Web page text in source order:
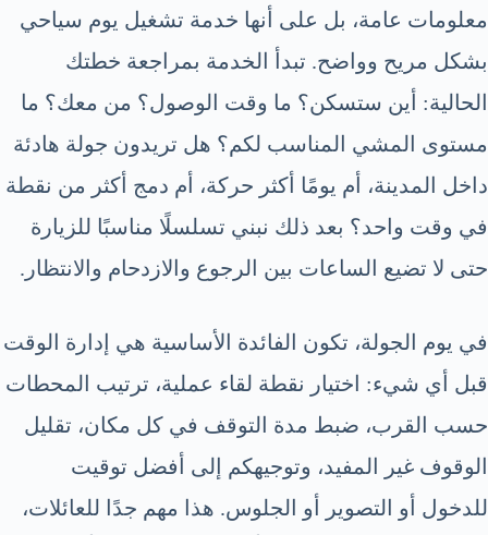
معلومات عامة، بل على أنها خدمة تشغيل يوم سياحي
بشكل مريح وواضح. تبدأ الخدمة بمراجعة خطتك
الحالية: أين ستسكن؟ ما وقت الوصول؟ من معك؟ ما
مستوى المشي المناسب لكم؟ هل تريدون جولة هادئة
داخل المدينة، أم يومًا أكثر حركة، أم دمج أكثر من نقطة
في وقت واحد؟ بعد ذلك نبني تسلسلًا مناسبًا للزيارة
حتى لا تضيع الساعات بين الرجوع والازدحام والانتظار.
في يوم الجولة، تكون الفائدة الأساسية هي إدارة الوقت
قبل أي شيء: اختيار نقطة لقاء عملية، ترتيب المحطات
حسب القرب، ضبط مدة التوقف في كل مكان، تقليل
الوقوف غير المفيد، وتوجيهكم إلى أفضل توقيت
للدخول أو التصوير أو الجلوس. هذا مهم جدًا للعائلات،